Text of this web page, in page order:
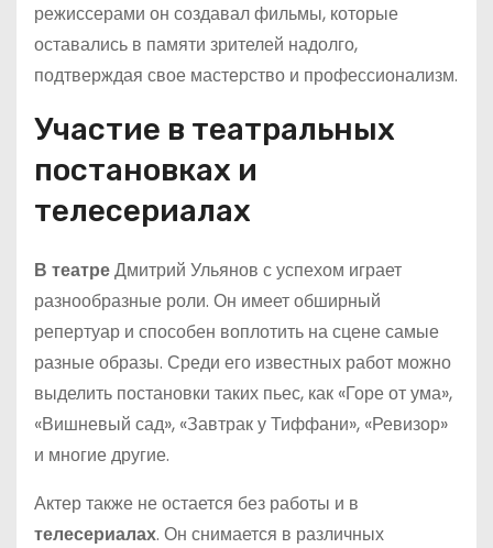
режиссерами он создавал фильмы, которые
оставались в памяти зрителей надолго,
подтверждая свое мастерство и профессионализм.
Участие в театральных
постановках и
телесериалах
В театреДмитрий Ульянов с успехом играет
разнообразные роли. Он имеет обширный
репертуар и способен воплотить на сцене самые
разные образы. Среди его известных работ можно
выделить постановки таких пьес, как «Горе от ума»,
«Вишневый сад», «Завтрак у Тиффани», «Ревизор»
и многие другие.
Актер также не остается без работы и в
телесериалах. Он снимается в различных